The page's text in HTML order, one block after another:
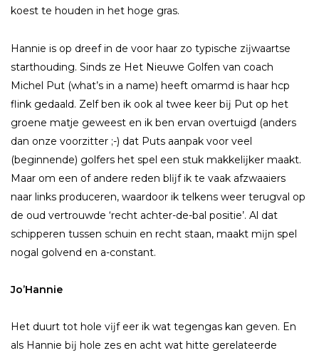
koest te houden in het hoge gras.
Hannie is op dreef in de voor haar zo typische zĳwaartse
starthouding. Sinds ze Het Nieuwe Golfen van coach
Michel Put (what’s in a name) heeft omarmd is haar hcp
flink gedaald. Zelf ben ik ook al twee keer bĳ Put op het
groene matje geweest en ik ben ervan overtuigd (anders
dan onze voorzitter ;-) dat Puts aanpak voor veel
(beginnende) golfers het spel een stuk makkelĳker maakt.
Maar om een of andere reden blĳf ik te vaak afzwaaiers
naar links produceren, waardoor ik telkens weer terugval op
de oud vertrouwde ‘recht achter-de-bal positie’. Al dat
schipperen tussen schuin en recht staan, maakt mĳn spel
nogal golvend en a-constant.
Jo’Hannie
Het duurt tot hole vĳf eer ik wat tegengas kan geven. En
als Hannie bĳ hole zes en acht wat hitte gerelateerde